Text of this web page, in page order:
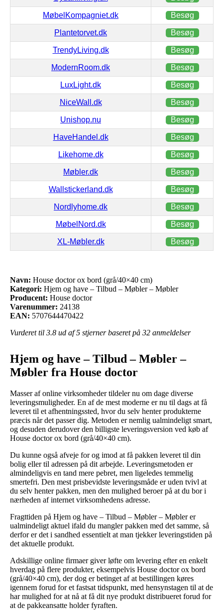
MøbelKompagniet.dk Besøg
Plantetorvet.dk Besøg
TrendyLiving.dk Besøg
ModernRoom.dk Besøg
LuxLight.dk Besøg
NiceWall.dk Besøg
Unishop.nu Besøg
HaveHandel.dk Besøg
Likehome.dk Besøg
Møbler.dk Besøg
Wallstickerland.dk Besøg
Nordlyhome.dk Besøg
MøbelNord.dk Besøg
XL-Møbler.dk Besøg
Navn: House doctor ox bord (grå/40×40 cm)
Kategori: Hjem og have – Tilbud – Møbler – Møbler
Producent: House doctor
Varenummer: 24138
EAN: 5707644470422
Vurderet til 3.8 ud af 5 stjerner baseret på 32 anmeldelser
Hjem og have – Tilbud – Møbler –
Møbler fra House doctor
Masser af online virksomheder tildeler nu om dage diverse
leveringsmuligheder. En af de mest moderne er nu til dags at få
leveret til et afhentningssted, hvor du selv henter produkterne
præcis når det passer dig. Metoden er nemlig ualmindeligt smart,
og desuden derudover den billigste leveringsversion ved køb af
House doctor ox bord (grå/40×40 cm).
Du kunne også afveje for og imod at få pakken leveret til din
bolig eller til adressen på dit arbejde. Leveringsmetoden er
almindeligvis en tand mere pebret, men ligeledes temmelig
smertefri. Den mest prisbevidste leveringsmåde er uden tvivl at
du selv henter pakken, men den mulighed beroer på at du bor i
nærheden af internet virksomhedens adresse.
Fragttiden på Hjem og have – Tilbud – Møbler – Møbler er
ualmindeligt aktuel ifald du mangler pakken med det samme, så
derfor er det i sandhed essentielt at man tjekker leveringstiden på
det aktuelle produkt.
Adskillige online firmaer giver løfte om levering efter en enkelt
hverdag på flere produkter, eksempelvis House doctor ox bord
(grå/40×40 cm), der dog er betinget af at bestillingen køres
igennem forud for et fastsat tidspunkt, med hensynstagen til at de
har mulighed for at nå at få dit nye produkt distribueret forud for
at de pakkeansatte holder fyraften.